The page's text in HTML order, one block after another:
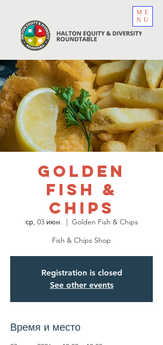
ME
NU
Golden
Fish &
Chips
ср, 03 июн.
  |
Golden Fish & Chips
Fish & Chips Shop
Registration is closed
See other events
Время и место